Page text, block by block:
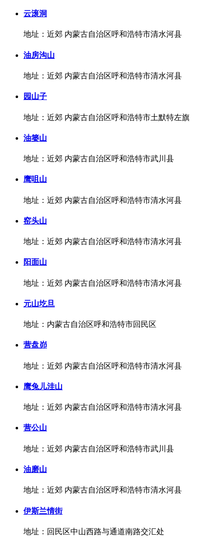
云滚洞
地址：近郊 内蒙古自治区呼和浩特市清水河县
油房沟山
地址：近郊 内蒙古自治区呼和浩特市清水河县
园山子
地址：近郊 内蒙古自治区呼和浩特市土默特左旗
油篓山
地址：近郊 内蒙古自治区呼和浩特市武川县
鹰咀山
地址：近郊 内蒙古自治区呼和浩特市清水河县
窑头山
地址：近郊 内蒙古自治区呼和浩特市清水河县
阳面山
地址：近郊 内蒙古自治区呼和浩特市清水河县
元山圪旦
地址：内蒙古自治区呼和浩特市回民区
营盘峁
地址：近郊 内蒙古自治区呼和浩特市清水河县
鹰兔儿洼山
地址：近郊 内蒙古自治区呼和浩特市清水河县
营公山
地址：近郊 内蒙古自治区呼和浩特市武川县
油磨山
地址：近郊 内蒙古自治区呼和浩特市清水河县
伊斯兰情街
地址：回民区中山西路与通道南路交汇处